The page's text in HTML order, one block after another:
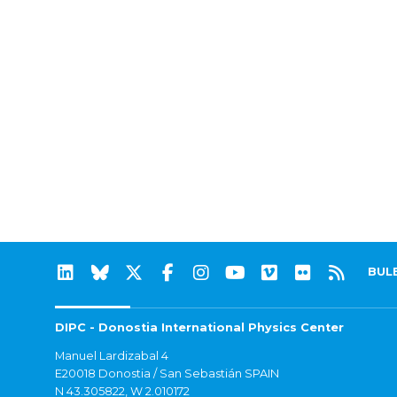
DIPC - Donostia International Physics Center
Manuel Lardizabal 4
E20018 Donostia / San Sebastián SPAIN
N 43.305822, W 2.010172